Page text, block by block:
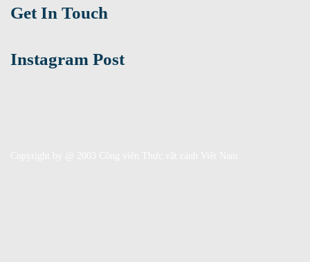
Get In Touch
Instagram Post